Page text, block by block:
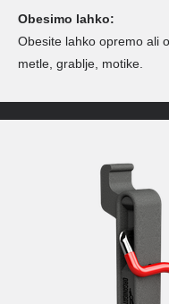
Obesimo lahko:
Obesite lahko opremo ali
metle, grablje, motike.